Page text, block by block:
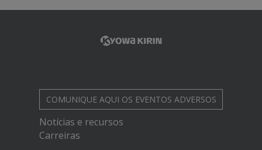
COMUNIQUE AQUI OS EVENTOS ADVERSOS
Notícias e recursos
Carreiras